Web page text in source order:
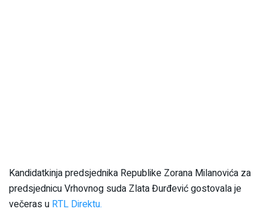
Kandidatkinja predsjednika Republike Zorana Milanovića za
predsjednicu Vrhovnog suda Zlata Đurđević gostovala je
večeras u RTL Direktu.